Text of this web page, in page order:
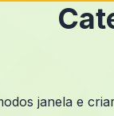
janela e